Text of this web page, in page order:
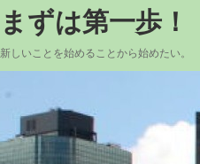
まずは第一歩！
新しいことを始めることから始めたい。